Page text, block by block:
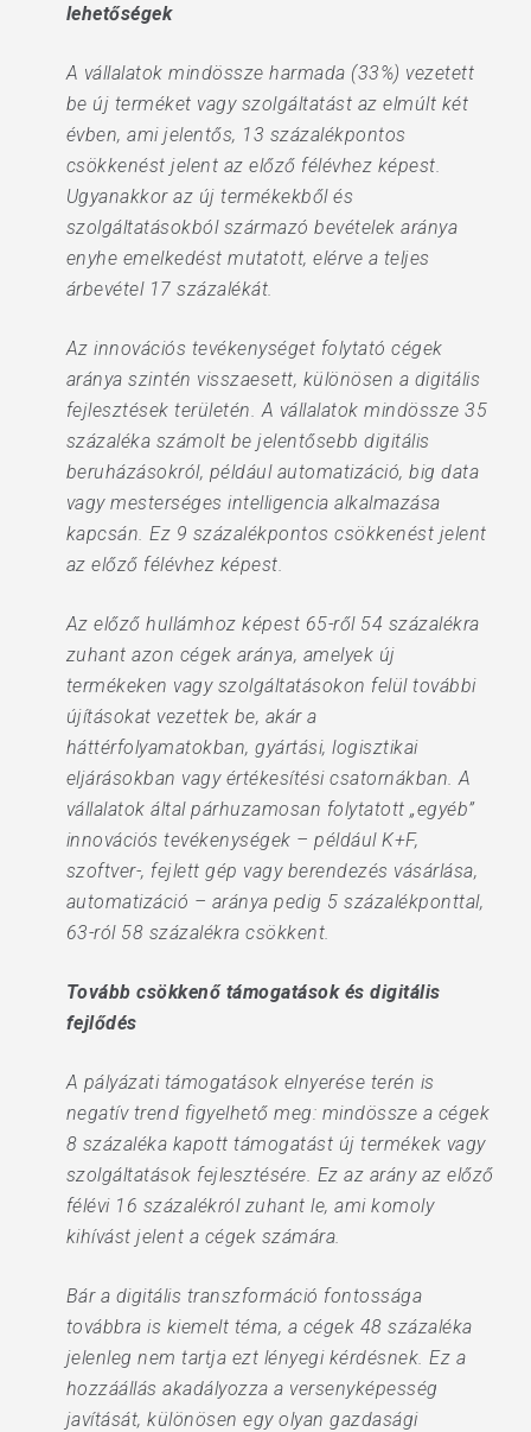
lehetőségek
A vállalatok mindössze harmada (33%) vezetett
be új terméket vagy szolgáltatást az elmúlt két
évben, ami jelentős, 13 százalékpontos
csökkenést jelent az előző félévhez képest.
Ugyanakkor az új termékekből és
szolgáltatásokból származó bevételek aránya
enyhe emelkedést mutatott, elérve a teljes
árbevétel 17 százalékát.
Az innovációs tevékenységet folytató cégek
aránya szintén visszaesett, különösen a digitális
fejlesztések területén. A vállalatok mindössze 35
százaléka számolt be jelentősebb digitális
beruházásokról, például automatizáció, big data
vagy mesterséges intelligencia alkalmazása
kapcsán. Ez 9 százalékpontos csökkenést jelent
az előző félévhez képest.
Az előző hullámhoz képest 65-ről 54 százalékra
zuhant azon cégek aránya, amelyek új
termékeken vagy szolgáltatásokon felül további
újításokat vezettek be, akár a
háttérfolyamatokban, gyártási, logisztikai
eljárásokban vagy értékesítési csatornákban. A
vállalatok által párhuzamosan folytatott „egyéb”
innovációs tevékenységek – például K+F,
szoftver-, fejlett gép vagy berendezés vásárlása,
automatizáció – aránya pedig 5 százalékponttal,
63-ról 58 százalékra csökkent.
Tovább csökkenő támogatások és digitális
fejlődés
A pályázati támogatások elnyerése terén is
negatív trend figyelhető meg: mindössze a cégek
8 százaléka kapott támogatást új termékek vagy
szolgáltatások fejlesztésére. Ez az arány az előző
félévi 16 százalékról zuhant le, ami komoly
kihívást jelent a cégek számára.
Bár a digitális transzformáció fontossága
továbbra is kiemelt téma, a cégek 48 százaléka
jelenleg nem tartja ezt lényegi kérdésnek. Ez a
hozzáállás akadályozza a versenyképesség
javítását, különösen egy olyan gazdasági